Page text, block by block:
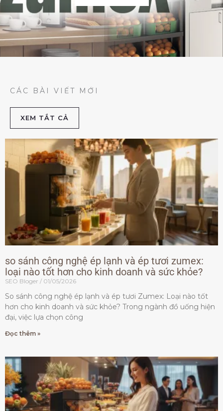
CÁC BÀI VIẾT MỚI
XEM TẮT CẢ
so sánh công nghệ ép lạnh và ép tươi zumex:
loại nào tốt hơn cho kinh doanh và sức khỏe?
SEO Bloger 01/05/2026
So sánh công nghệ ép lạnh và ép tươi Zumex: Loại nào tốt
hơn cho kinh doanh và sức khỏe? Trong ngành đồ uống hiện
đại, việc lựa chọn công
Đọc thêm »